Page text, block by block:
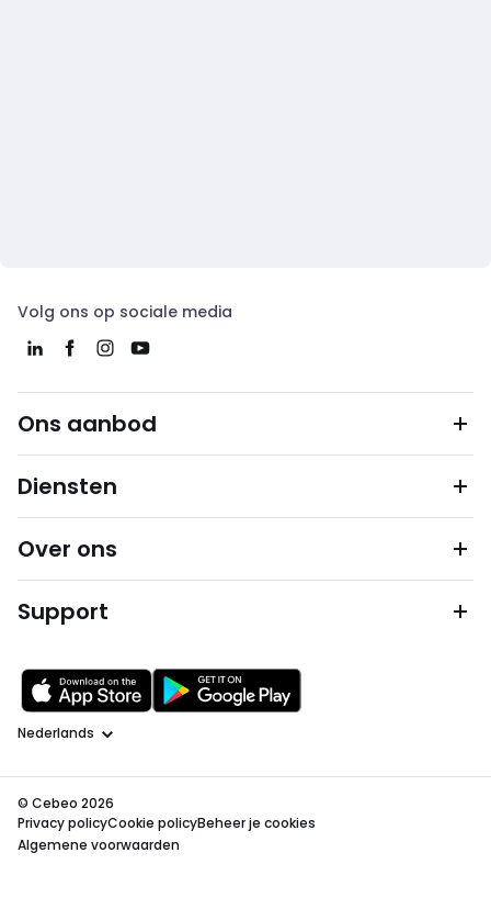
Volg ons op sociale media
Ons aanbod
Diensten
Over ons
Support
Taal
© Cebeo 2026
Privacy policyCookie policyBeheer je cookies
Algemene voorwaarden